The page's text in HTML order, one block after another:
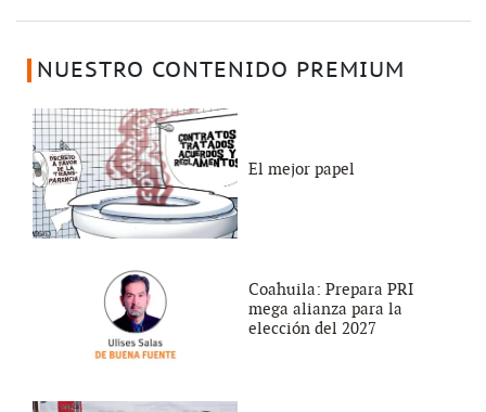
NUESTRO CONTENIDO PREMIUM
El mejor papel
Coahuila: Prepara PRI
mega alianza para la
elección del 2027